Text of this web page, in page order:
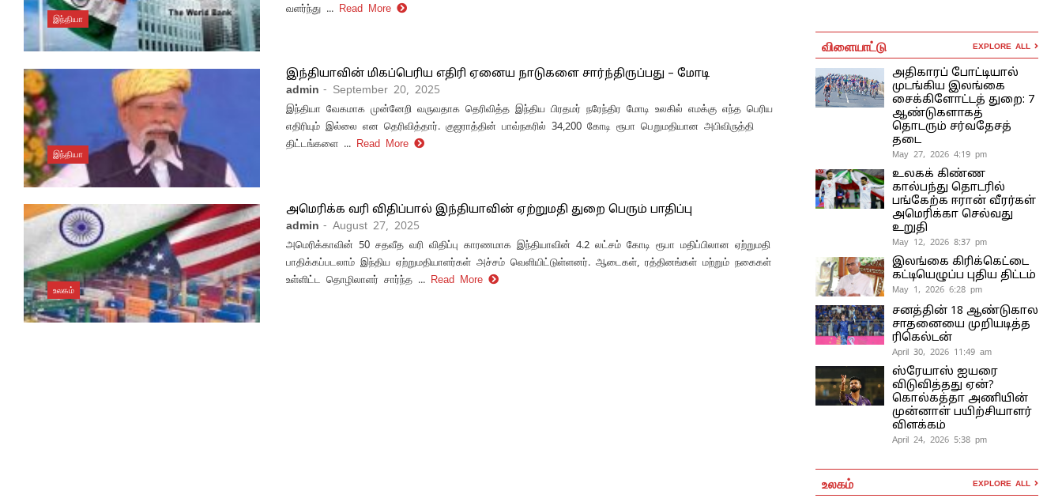
இந்தியா
வளர்ந்து ... Read More
இந்தியா
இந்தியாவின் மிகப்பெரிய எதிரி ஏனைய நாடுகளை சார்ந்திருப்பது – மோடி
admin - September 20, 2025
இந்தியா வேகமாக முன்னேறி வருவதாக தெரிவித்த இந்திய பிரதமர் நரேந்திர மோடி உலகில் எமக்கு எந்த பெரிய
எதிரியும் இல்லை என தெரிவித்தார். குஜராத்தின் பாவ்நகரில் 34,200 கோடி ரூபா பெறுமதியான அபிவிருத்தி
திட்டங்களை ... Read More
உலகம்
அமெரிக்க வரி விதிப்பால் இந்தியாவின் ஏற்றுமதி துறை பெரும் பாதிப்பு
admin - August 27, 2025
அமெரிக்காவின் 50 சதவீத வரி விதிப்பு காரணமாக இந்தியாவின் 4.2 லட்சம் கோடி ரூபா மதிப்பிலான ஏற்றுமதி
பாதிக்கப்படலாம் இந்திய ஏற்றுமதியாளர்கள் அச்சம் வெளியிட்டுள்ளனர். ஆடைகள், ரத்தினங்கள் மற்றும் நகைகள்
உள்ளிட்ட தொழிலாளர் சார்ந்த ... Read More
விளையாட்டு EXPLORE ALL
அதிகாரப் போட்டியால்
முடங்கிய இலங்கை
சைக்கிளோட்டத் துறை: 7
ஆண்டுகளாகத்
தொடரும் சர்வதேசத்
தடை
May 27, 2026 4:19 pm
உலகக் கிண்ண
கால்பந்து தொடரில்
பங்கேற்க ஈரான் வீரர்கள்
அமெரிக்கா செல்வது
உறுதி
May 12, 2026 8:37 pm
இலங்கை கிரிக்கெட்டை
கட்டியெழுப்ப புதிய திட்டம்
May 1, 2026 6:28 pm
சனத்தின் 18 ஆண்டுகால
சாதனையை முறியடித்த
ரிகெல்டன்
April 30, 2026 11:49 am
ஸ்ரேயாஸ் ஐயரை
விடுவித்தது ஏன்?
கொல்கத்தா அணியின்
முன்னாள் பயிற்சியாளர்
விளக்கம்
April 24, 2026 5:38 pm
உலகம் EXPLORE ALL